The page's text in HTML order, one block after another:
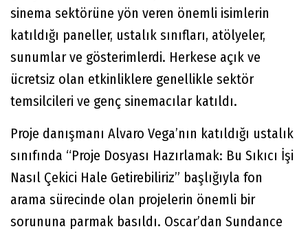
sinema sektörüne yön veren önemli isimlerin
katıldığı paneller, ustalık sınıfları, atölyeler,
sunumlar ve gösterimlerdi. Herkese açık ve
ücretsiz olan etkinliklere genellikle sektör
temsilcileri ve genç sinemacılar katıldı.
Proje danışmanı Alvaro Vega’nın katıldığı ustalık
sınıfında “Proje Dosyası Hazırlamak: Bu Sıkıcı İşi
Nasıl Çekici Hale Getirebiliriz” başlığıyla fon
arama sürecinde olan projelerin önemli bir
sorununa parmak basıldı. Oscar’dan Sundance